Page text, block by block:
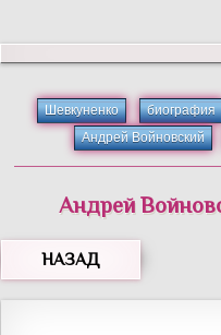
Шевкуненко биография
Андрей Войновский
Андрей
НАЗАД